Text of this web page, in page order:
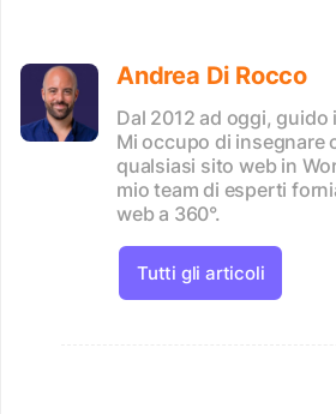
Andrea Di Rocco
Dal 2012 ad oggi, guido
Mi occupo di insegnare
qualsiasi sito web in
mio team di esperti
web a 360°.
Tutti gli articoli